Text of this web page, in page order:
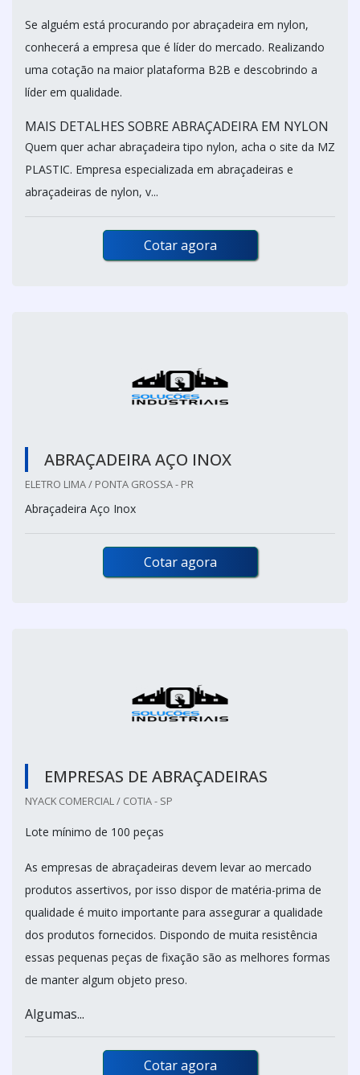
Se alguém está procurando por abraçadeira em nylon,
conhecerá a empresa que é líder do mercado. Realizando
uma cotação na maior plataforma B2B e descobrindo a
líder em qualidade.
MAIS DETALHES SOBRE ABRAÇADEIRA EM NYLON
Quem quer achar abraçadeira tipo nylon, acha o site da MZ
PLASTIC. Empresa especializada em abraçadeiras e
abraçadeiras de nylon, v...
Cotar agora
ABRAÇADEIRA AÇO INOX
ELETRO LIMA / PONTA GROSSA - PR
Abraçadeira Aço Inox
Cotar agora
EMPRESAS DE ABRAÇADEIRAS
NYACK COMERCIAL / COTIA - SP
Lote mínimo de 100 peças
As empresas de abraçadeiras devem levar ao mercado
produtos assertivos, por isso dispor de matéria-prima de
qualidade é muito importante para assegurar a qualidade
dos produtos fornecidos. Dispondo de muita resistência
essas pequenas peças de fixação são as melhores formas
de manter algum objeto preso.
Algumas...
Cotar agora